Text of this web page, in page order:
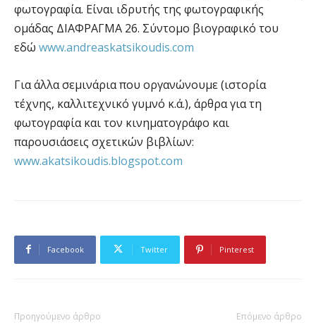
φωτογραφία. Είναι ιδρυτής της φωτογραφικής
ομάδας ΔΙΑΦΡΑΓΜΑ 26. Σύντομο βιογραφικό του
εδώ www.andreaskatsikoudis.com
Για άλλα σεμινάρια που οργανώνουμε (ιστορία
τέχνης, καλλιτεχνικό γυμνό κ.ά.), άρθρα για τη
φωτογραφία και τον κινηματογράφο και
παρουσιάσεις σχετικών βιβλίων:
www.akatsikoudis.blogspot.com
Facebook Twitter Pinterest
Προηγούμενο άρθρο Επόμενο άρθρο